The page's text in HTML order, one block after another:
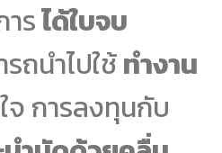
ารได้ใบจบ
ถนำไปใช้ทำงาน
จ การลงทุนกับ